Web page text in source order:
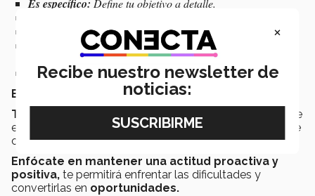
Es específico: Define tu objetivo a detalle.
Es alcanzable:Sé realista.
Es relevante:Está alineado con el rumbo que quieres que tu
Es limitado en el tiempo:Ponles fecha.
ELIGE SIEMPRE LA EXCELENCIA
Trabaja el doble;
no te canses; no te venzas. Enfócate
en
aprender más sobre ti y el mundo,
pues sólo ese
conocimiento te dará la llave para el éxito que deseas.
Enfócate en mantener una actitud proactiva y
positiva, te permitirá enfrentar las dificultades y
convertirlas en oportunidades.
×
Recibe nuestro newsletter de
noticias: